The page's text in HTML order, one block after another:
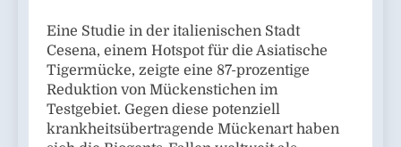
Eine Studie in der italienischen Stadt
Cesena, einem Hotspot für die Asiatische
Tigermücke, zeigte eine 87-prozentige
Reduktion von Mückenstichen im
Testgebiet. Gegen diese potenziell
krankheitsübertragende Mückenart haben